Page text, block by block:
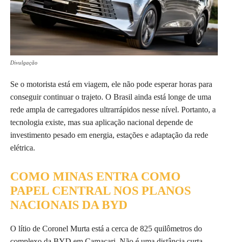
Divulgação
Se o motorista está em viagem, ele não pode esperar horas para
conseguir continuar o trajeto. O Brasil ainda está longe de uma
rede ampla de carregadores ultrarrápidos nesse nível. Portanto, a
tecnologia existe, mas sua aplicação nacional depende de
investimento pesado em energia, estações e adaptação da rede
elétrica.
COMO MINAS ENTRA COMO
PAPEL CENTRAL NOS PLANOS
NACIONAIS DA BYD
O lítio de Coronel Murta está a cerca de 825 quilômetros do